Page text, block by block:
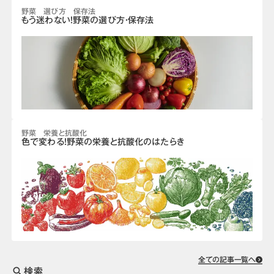
野菜 選び方 保存法
もう迷わない！野菜の選び方・保存法
野菜 栄養と抗酸化
色で変わる！野菜の栄養と抗酸化のはたらき
全ての記事一覧へ
search